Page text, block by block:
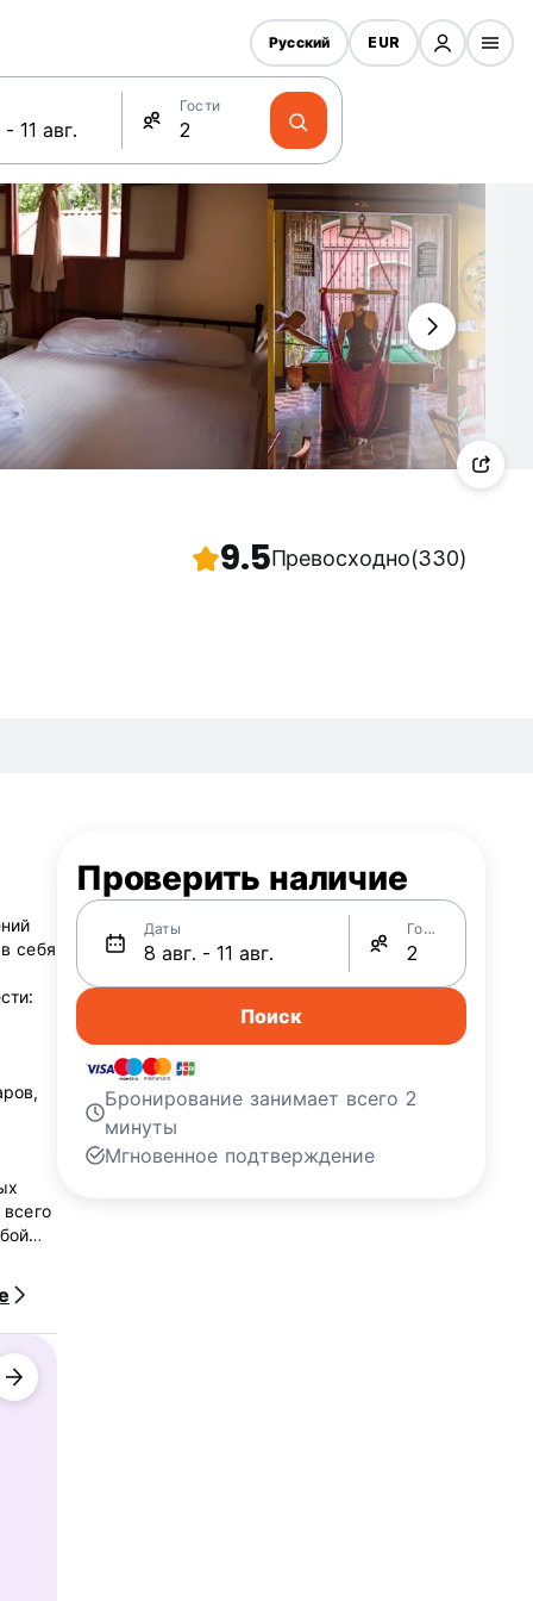
Гости
Русский EUR
9.5Превосходно(330)
себя
Проверить наличие
Даты Гости
Поиск
Бронирование занимает всего 2
минуты
Мгновенное подтверждение